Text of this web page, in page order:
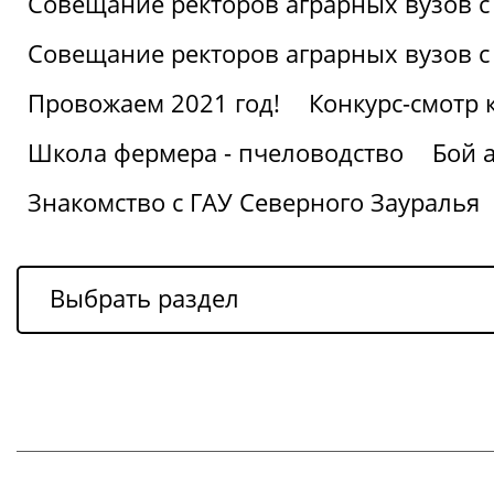
Совещание ректоров аграрных
Провожаем 2021 год!
Конкурс-
Школа фермера - пчеловодство
Бой
Знакомство с ГАУ Северного Зауралья
Выбрать раздел